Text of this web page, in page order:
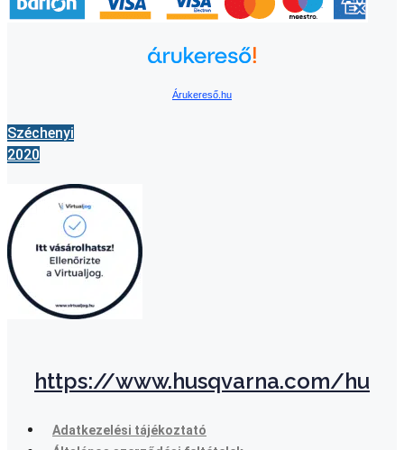
Árukereső.hu
Széchenyi
2020
https://www.husqvarna.com/hu
Adatkezelési tájékoztató